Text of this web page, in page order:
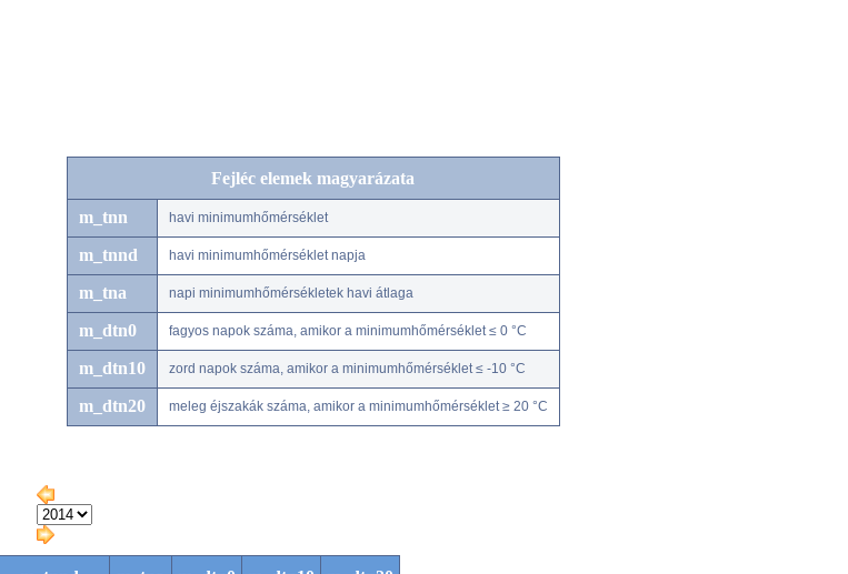
Fejléc elemek magyarázata
m_tnn havi minimumhőmérséklet
m_tnnd havi minimumhőmérséklet napja
m_tna napi minimumhőmérsékletek havi átlaga
m_dtn0 fagyos napok száma, amikor a minimumhőmérséklet ≤ 0 °C
m_dtn10 zord napok száma, amikor a minimumhőmérséklet ≤ -10 °C
m_dtn20 meleg éjszakák száma, amikor a minimumhőmérséklet ≥ 20 °C